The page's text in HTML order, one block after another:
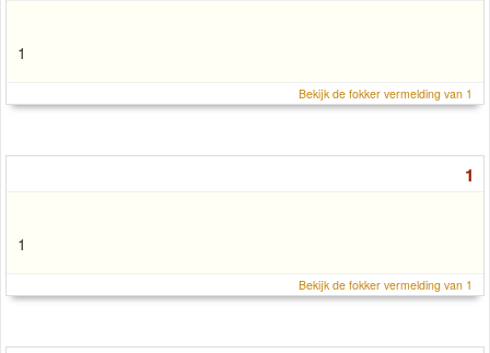
1
Bekijk de fokker vermelding van 1
1
1
Bekijk de fokker vermelding van 1